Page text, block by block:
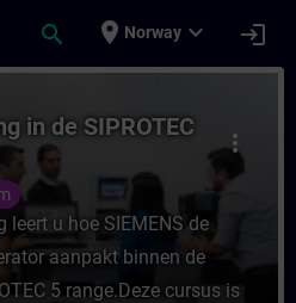
search place Norway expand_more login
in de
more_vert
in de SIPROTEC
leert u hoe SIEMENS de
aanpakt binnen de
5 range.Deze cursus is